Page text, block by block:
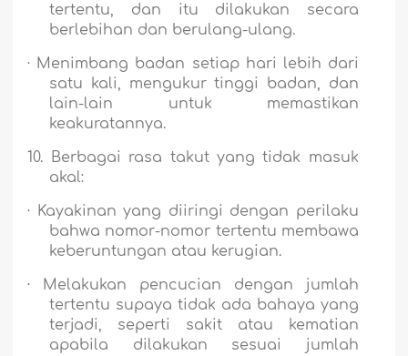
tertentu, dan itu dilakukan secara
berlebihan dan berulang-ulang.
· Menimbang badan setiap hari lebih dari
satu kali, mengukur tinggi badan, dan
lain-lain untuk memastikan
keakuratannya.
10.
Berbagai rasa takut yang tidak masuk
akal:
· Kayakinan yang diiringi dengan perilaku
bahwa nomor-nomor tertentu membawa
keberuntungan atau kerugian.
·
Melakukan pencucian dengan jumlah
tertentu supaya tidak ada bahaya yang
terjadi, seperti sakit atau kematian
apabila dilakukan sesuai jumlah